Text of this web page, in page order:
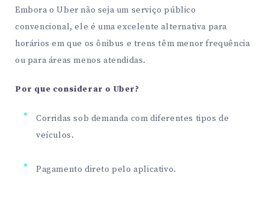
Embora o Uber não seja um serviço público
convencional, ele é uma excelente alternativa para
horários em que os ônibus e trens têm menor frequência
ou para áreas menos atendidas.
Por que considerar o Uber?
Corridas sob demanda com diferentes tipos de
veículos.
Pagamento direto pelo aplicativo.